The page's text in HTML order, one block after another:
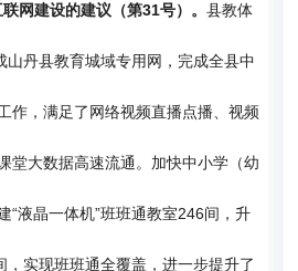
网建设的建议（第31号）。 县教体
山丹县教育城域专用网，完成全县中
作，满足了网络视频直播点播、视频
堂大数据高速流通。加快中小学（幼
“液晶一体机”班班通教室246间，升
实现班班通全覆盖，进一步提升了